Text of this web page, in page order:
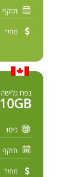
תוקף
מחיר
נפח גלישה
10GB
כיסוי
תוקף
מחיר